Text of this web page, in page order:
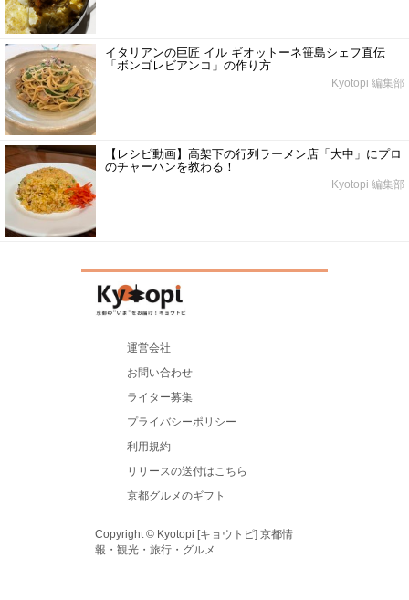
イタリアンの巨匠 イル ギオットーネ笹島シェフ直伝
「ボンゴレビアンコ」の作り方
Kyotopi 編集部
【レシピ動画】高架下の行列ラーメン店「大中」にプロ
のチャーハンを教わる！
Kyotopi 編集部
運営会社
お問い合わせ
ライター募集
プライバシーポリシー
利用規約
リリースの送付はこちら
京都グルメのギフト
Copyright © Kyotopi [キョウトピ] 京都情
報・観光・旅行・グルメ